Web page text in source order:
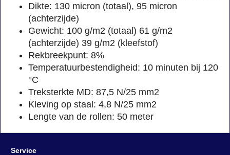
Dikte: 130 micron (totaal), 95 micron
(achterzijde)
Gewicht: 100 g/m2 (totaal) 61 g/m2
(achterzijde) 39 g/m2 (kleefstof)
Rekbreekpunt: 8%
Temperatuurbestendigheid: 10 minuten bij 120
°C
Treksterkte MD: 87,5 N/25 mm2
Kleving op staal: 4,8 N/25 mm2
Lengte van de rollen: 50 meter
Service